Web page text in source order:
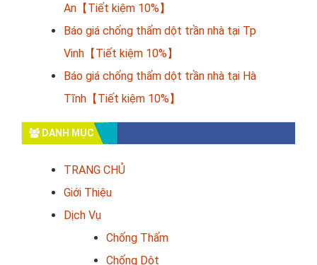
An【Tiết kiệm 10%】
Báo giá chống thấm dột trần nhà tại Tp
Vinh【Tiết kiệm 10%】
Báo giá chống thấm dột trần nhà tại Hà
Tĩnh【Tiết kiệm 10%】
DANH MỤC
TRANG CHỦ
Giới Thiệu
Dịch Vụ
Chống Thấm
Chống Dột